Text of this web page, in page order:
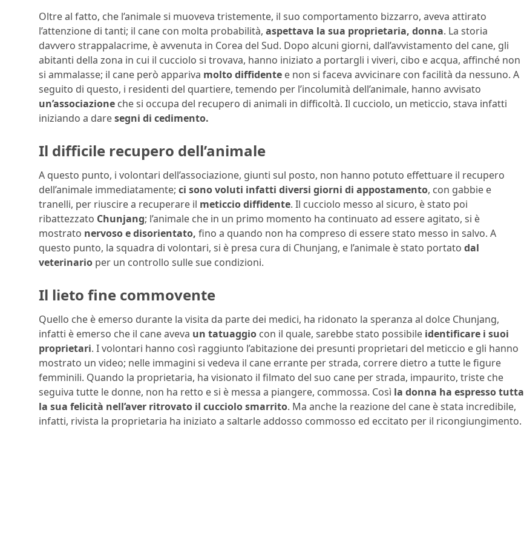
Oltre al fatto, che l’animale si muoveva tristemente, il suo comportamento bizzarro, aveva attirato
l’attenzione di tanti; il cane con molta probabilità, aspettava la sua proprietaria, donna. La storia
davvero strappalacrime, è avvenuta in Corea del Sud. Dopo alcuni giorni, dall’avvistamento del cane, gli
abitanti della zona in cui il cucciolo si trovava, hanno iniziato a portargli i viveri, cibo e acqua, affinché non
si ammalasse; il cane però appariva molto diffidente e non si faceva avvicinare con facilità da nessuno. A
seguito di questo, i residenti del quartiere, temendo per l’incolumità dell’animale, hanno avvisato
un’associazione che si occupa del recupero di animali in difficoltà. Il cucciolo, un meticcio, stava infatti
iniziando a daresegni di cedimento.
Il difficile recupero dell’animale
A questo punto, i volontari dell’associazione, giunti sul posto, non hanno potuto effettuare il recupero
dell’animale immediatamente; ci sono voluti infatti diversi giorni di appostamento, con gabbie e
tranelli, per riuscire a recuperare il meticcio diffidente. Il cucciolo messo al sicuro, è stato poi
ribattezzato Chunjang; l’animale che in un primo momento ha continuato ad essere agitato, si è
mostrato nervoso e disorientato, fino a quando non ha compreso di essere stato messo in salvo. A
questo punto, la squadra di volontari, si è presa cura di Chunjang, e l’animale è stato portato dal
veterinario per un controllo sulle sue condizioni.
Il lieto fine commovente
Quello che è emerso durante la visita da parte dei medici, ha ridonato la speranza al dolce Chunjang,
infatti è emerso che il cane aveva un tatuaggio con il quale, sarebbe stato possibile identificare i suoi
proprietari. I volontari hanno così raggiunto l’abitazione dei presunti proprietari del meticcio e gli hanno
mostrato un video; nelle immagini si vedeva il cane errante per strada, correre dietro a tutte le figure
femminili. Quando la proprietaria, ha visionato il filmato del suo cane per strada, impaurito, triste che
seguiva tutte le donne, non ha retto e si è messa a piangere, commossa. Così la donna ha espresso tutta
la sua felicità nell’aver ritrovato il cucciolo smarrito. Ma anche la reazione del cane è stata incredibile,
infatti, rivista la proprietaria ha iniziato a saltarle addosso commosso ed eccitato per il ricongiungimento.